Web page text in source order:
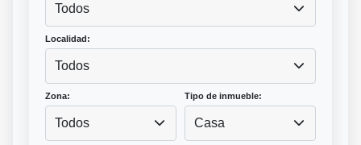
Todos
Localidad:
Todos
Zona:
Todos
Tipo de inmueble:
Casa